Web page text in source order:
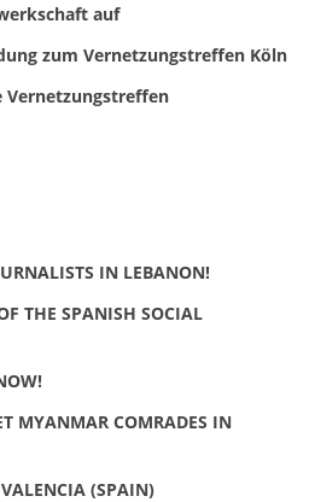
auf
zum Vernetzungstreffen Köln
Vernetzungstreffen
IN LEBANON!
THE SPANISH SOCIAL
MYANMAR COMRADES IN
(SPAIN)